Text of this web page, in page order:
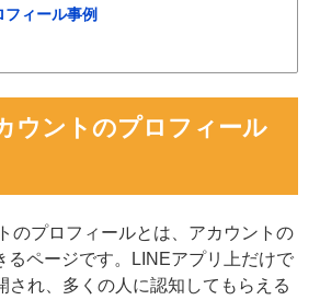
フィール事例
ウントのプロフィール
のプロフィールとは、アカウントの
るページです。LINEアプリ上だけで
され、多くの人に認知してもらえる